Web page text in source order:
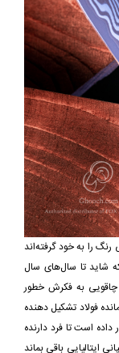
را به خود گرفته‌اند
شاید تا سال‌های سال
به فکرش خطور
فولاد تشکیل دهنده
است تا فرد دارنده
ایتالیایی باقی بماند